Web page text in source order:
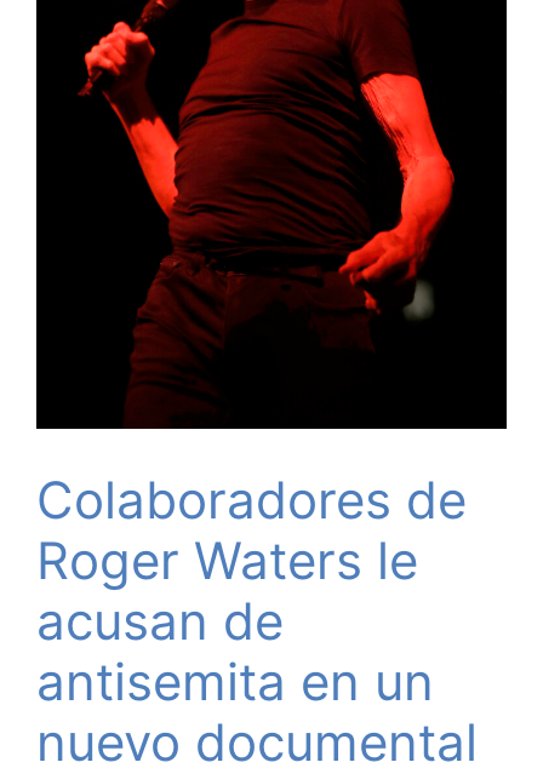
Colaboradores de
Roger Waters le
acusan de
antisemita en un
nuevo documental